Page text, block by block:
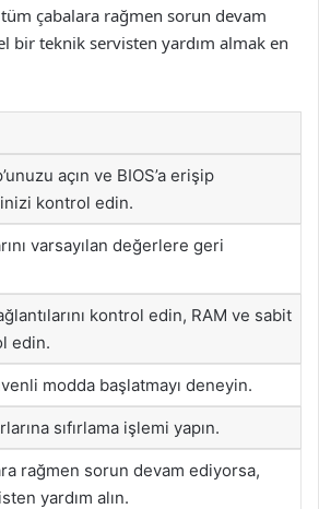
çabalara rağmen sorun devam
bir teknik servisten yardım almak en
açın ve BIOS’a erişip
kontrol edin.
varsayılan değerlere geri
kontrol edin, RAM ve sabit
edin.
modda başlatmayı deneyin.
sıfırlama işlemi yapın.
rağmen sorun devam ediyorsa,
yardım alın.